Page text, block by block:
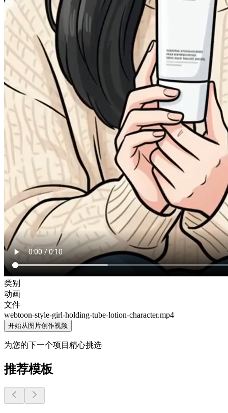
类别
动画
文件
webtoon-style-girl-holding-tube-lotion-character.mp4
开始从图片创作视频
为您的下一个项目精心挑选
推荐模板